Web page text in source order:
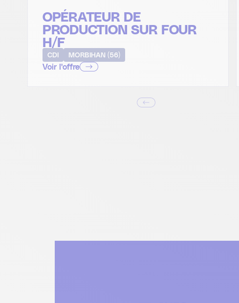
OPÉRATEUR DE
PRODUCTION SUR FOUR
H/F
CDI MORBIHAN (56)
Voir l'offre